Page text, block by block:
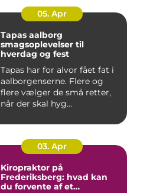
05. Apr
Tapas aalborg
smagsoplevelser til
hverdag og fest
Tapas har for alvor fået fat i
aalborgenserne. Flere og
flere vælger de små retter,
når der skal hyg...
03. Apr
Kiropraktor på
Frederiksberg: hvad kan
du forvente af et